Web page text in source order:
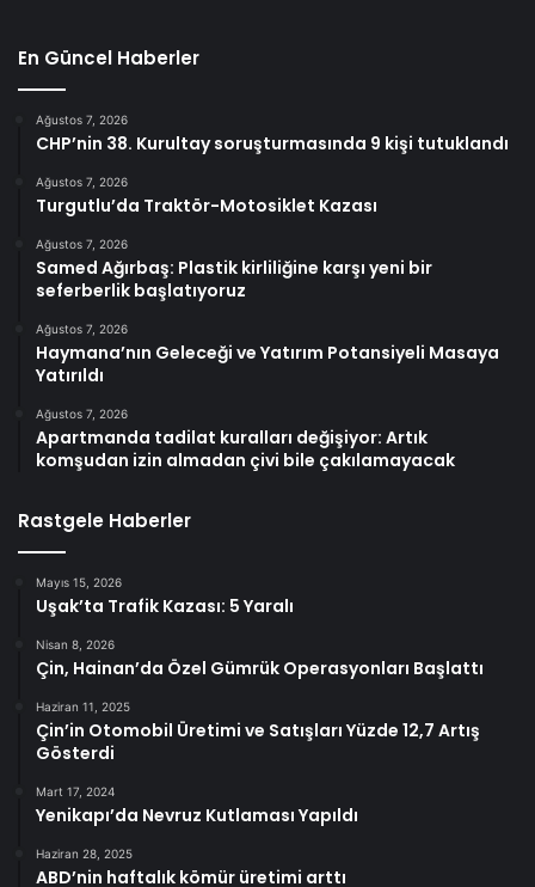
En Güncel Haberler
Ağustos 7, 2026
CHP’nin 38. Kurultay soruşturmasında 9 kişi tutuklandı
Ağustos 7, 2026
Turgutlu’da Traktör-Motosiklet Kazası
Ağustos 7, 2026
Samed Ağırbaş: Plastik kirliliğine karşı yeni bir
seferberlik başlatıyoruz
Ağustos 7, 2026
Haymana’nın Geleceği ve Yatırım Potansiyeli Masaya
Yatırıldı
Ağustos 7, 2026
Apartmanda tadilat kuralları değişiyor: Artık
komşudan izin almadan çivi bile çakılamayacak
Rastgele Haberler
Mayıs 15, 2026
Uşak’ta Trafik Kazası: 5 Yaralı
Nisan 8, 2026
Çin, Hainan’da Özel Gümrük Operasyonları Başlattı
Haziran 11, 2025
Çin’in Otomobil Üretimi ve Satışları Yüzde 12,7 Artış
Gösterdi
Mart 17, 2024
Yenikapı’da Nevruz Kutlaması Yapıldı
Haziran 28, 2025
ABD’nin haftalık kömür üretimi arttı